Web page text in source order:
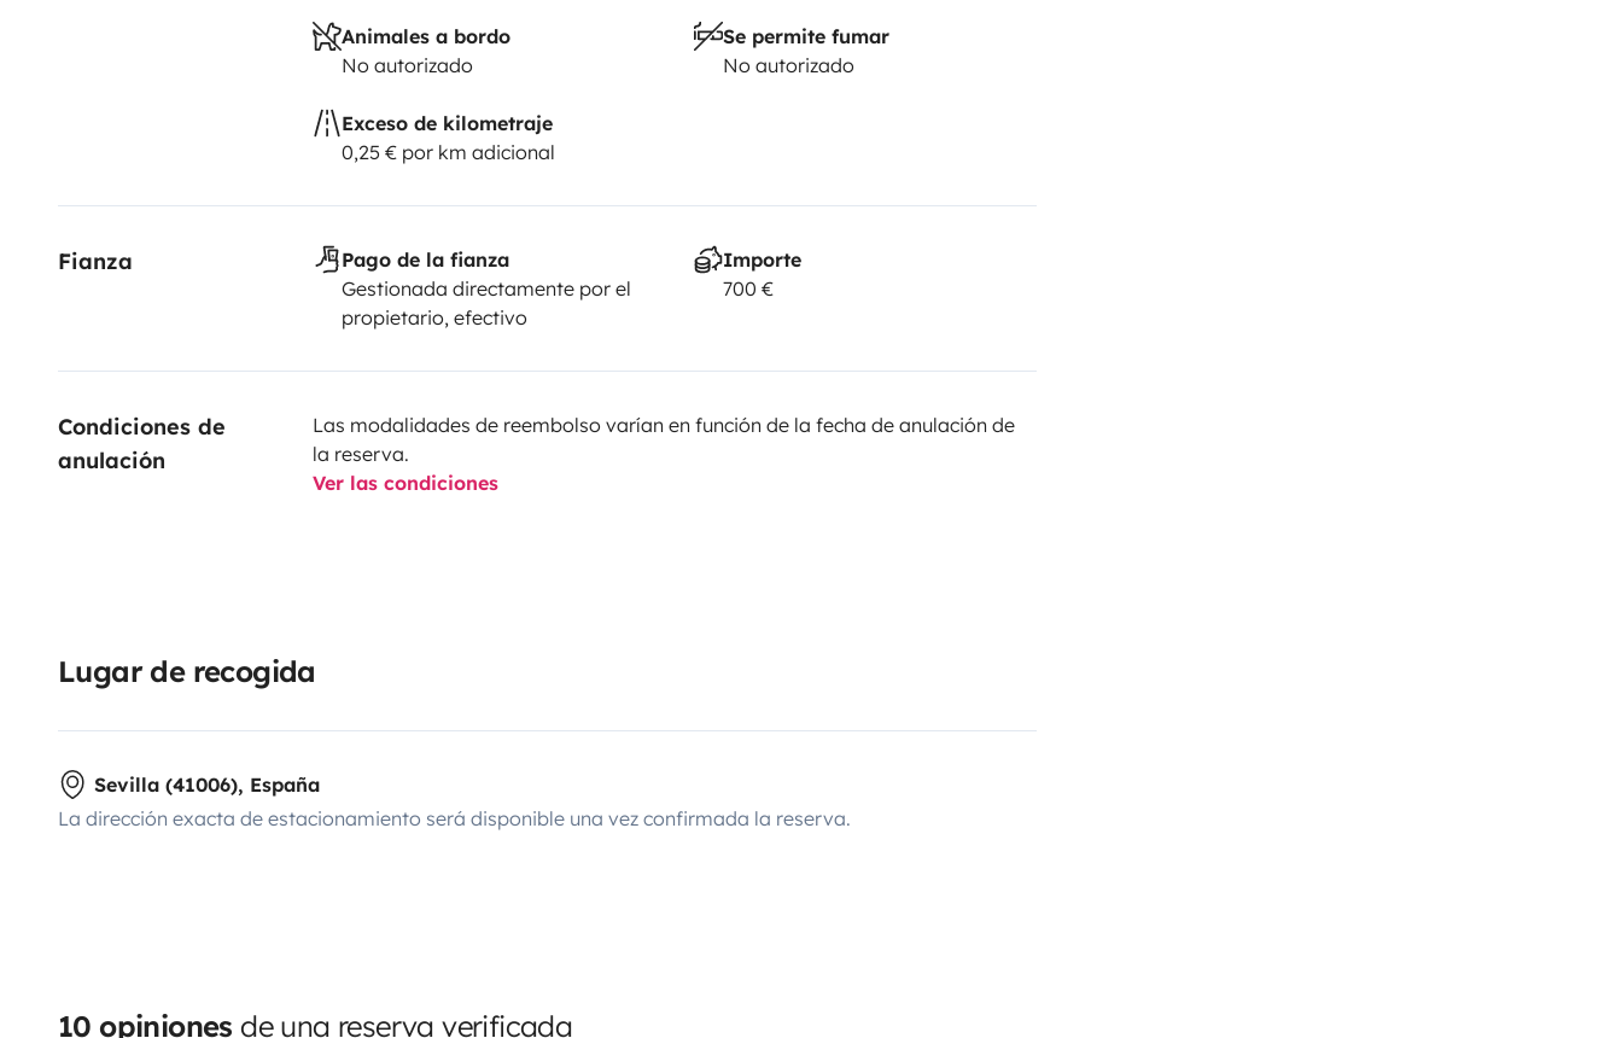
Animales a bordo
No autorizado
Se permite fumar
No autorizado
Exceso de kilometraje
0,25 € por km adicional
Fianza
Pago de la fianza
Gestionada directamente por el
propietario, efectivo
Importe
700 €
Condiciones de
anulación
Las modalidades de reembolso varían en función de la fecha de anulación de
la reserva.
Ver las condiciones
Lugar de recogida
Sevilla (41006), España
La dirección exacta de estacionamiento será disponible una vez confirmada la reserva.
10 opiniones de una reserva verificada